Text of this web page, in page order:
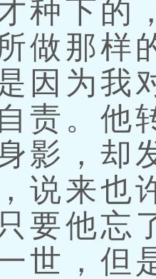
种下的
做那样
因为我
责。他
影，却
说来也
要他忘
世，但